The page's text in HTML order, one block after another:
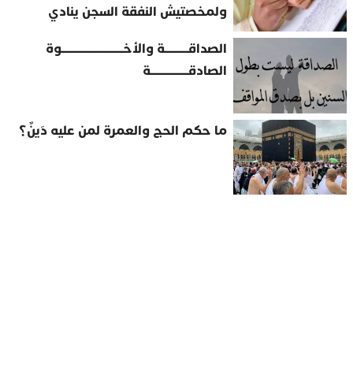
ولمخصتيش النفقة السجن ينادي
الصداقــــــــــة والأخــــــــــــــــــــــــــوة
الصادقــــــــــــــــة
ما حكم الحج والعمرة لمن عليه دَينٌ؟